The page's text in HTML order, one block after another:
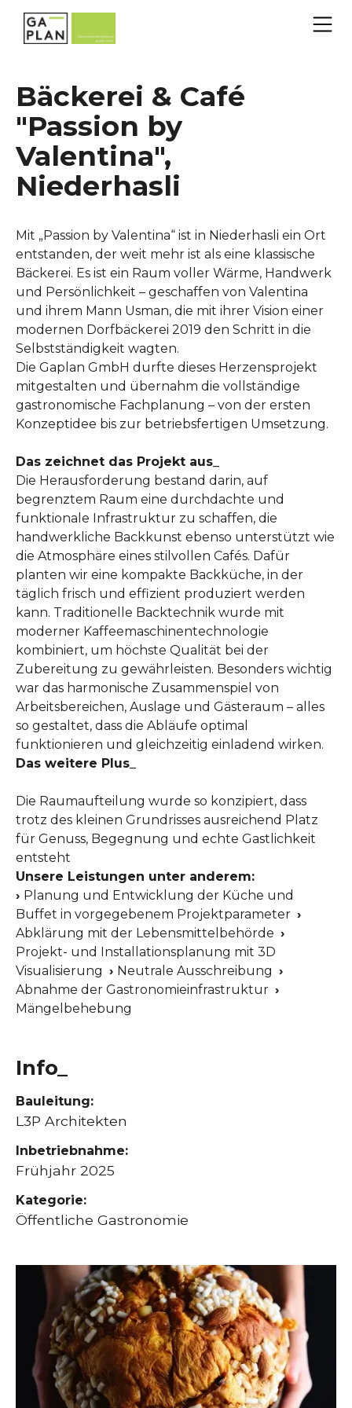
Bäckerei & Café
"Passion by
Valentina",
Niederhasli
Mit „Passion by Valentina“ ist in Niederhasli ein Ort
entstanden, der weit mehr ist als eine klassische
Bäckerei. Es ist ein Raum voller Wärme, Handwerk
und Persönlichkeit – geschaffen von Valentina
und ihrem Mann Usman, die mit ihrer Vision einer
modernen Dorfbäckerei 2019 den Schritt in die
Selbstständigkeit wagten.
Die Gaplan GmbH durfte dieses Herzensprojekt
mitgestalten und übernahm die vollständige
gastronomische Fachplanung – von der ersten
Konzeptidee bis zur betriebsfertigen Umsetzung.
Das zeichnet das Projekt aus_
Die Herausforderung bestand darin, auf
begrenztem Raum eine durchdachte und
funktionale Infrastruktur zu schaffen, die
handwerkliche Backkunst ebenso unterstützt wie
die Atmosphäre eines stilvollen Cafés. Dafür
planten wir eine kompakte Backküche, in der
täglich frisch und effizient produziert werden
kann. Traditionelle Backtechnik wurde mit
moderner Kaffeemaschinentechnologie
kombiniert, um höchste Qualität bei der
Zubereitung zu gewährleisten. Besonders wichtig
war das harmonische Zusammenspiel von
Arbeitsbereichen, Auslage und Gästeraum – alles
so gestaltet, dass die Abläufe optimal
funktionieren und gleichzeitig einladend wirken.
Das weitere Plus_
Die Raumaufteilung wurde so konzipiert, dass
trotz des kleinen Grundrisses ausreichend Platz
für Genuss, Begegnung und echte Gastlichkeit
entsteht
Unsere Leistungen unter anderem:
› Planung und Entwicklung der Küche und
Buffet in vorgegebenem Projektparameter ›
Abklärung mit der Lebensmittelbehörde ›
Projekt- und Installationsplanung mit 3D
Visualisierung › Neutrale Ausschreibung ›
Abnahme der Gastronomieinfrastruktur ›
Mängelbehebung
Info_
Bauleitung:
L3P Architekten
Inbetriebnahme:
Frühjahr 2025
Kategorie:
Öffentliche Gastronomie